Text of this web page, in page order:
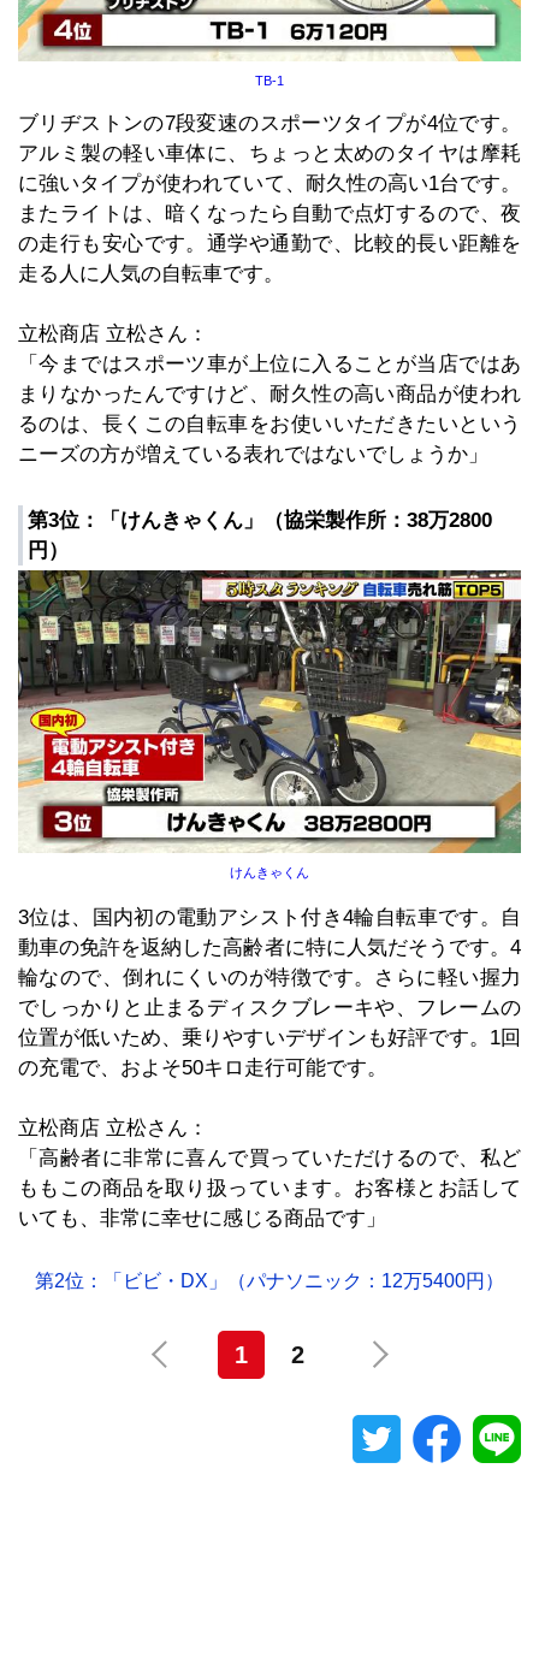
TB-1
ブリヂストンの7段変速のスポーツタイプが4位です。
アルミ製の軽い車体に、ちょっと太めのタイヤは摩耗
に強いタイプが使われていて、耐久性の高い1台です。
またライトは、暗くなったら自動で点灯するので、夜
の走行も安心です。通学や通勤で、比較的長い距離を
走る人に人気の自転車です。
立松商店 立松さん：
「今まではスポーツ車が上位に入ることが当店ではあ
まりなかったんですけど、耐久性の高い商品が使われ
るのは、長くこの自転車をお使いいただきたいという
ニーズの方が増えている表れではないでしょうか」
第3位：「けんきゃくん」（協栄製作所：38万2800
円）
けんきゃくん
3位は、国内初の電動アシスト付き4輪自転車です。自
動車の免許を返納した高齢者に特に人気だそうです。4
輪なので、倒れにくいのが特徴です。さらに軽い握力
でしっかりと止まるディスクブレーキや、フレームの
位置が低いため、乗りやすいデザインも好評です。1回
の充電で、およそ50キロ走行可能です。
立松商店 立松さん：
「高齢者に非常に喜んで買っていただけるので、私ど
ももこの商品を取り扱っています。お客様とお話して
いても、非常に幸せに感じる商品です」
第2位：「ビビ・DX」（パナソニック：12万5400円）
1 2